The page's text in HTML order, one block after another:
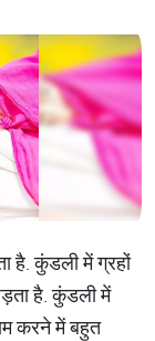
है. कुंडली में ग्रहों
है. कुंडली में
करने में बहुत